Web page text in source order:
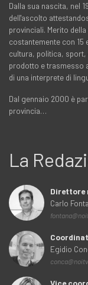
Dalla sua nascita, nel
dell'ascolto
provinciali. Merito
costantemente con 15
cultura, politica, sport,
prodotto e trasmesso
di una interprete di
Dal gennaio 2000 è
provincia…
La
Direttore
Carlo
Egidio